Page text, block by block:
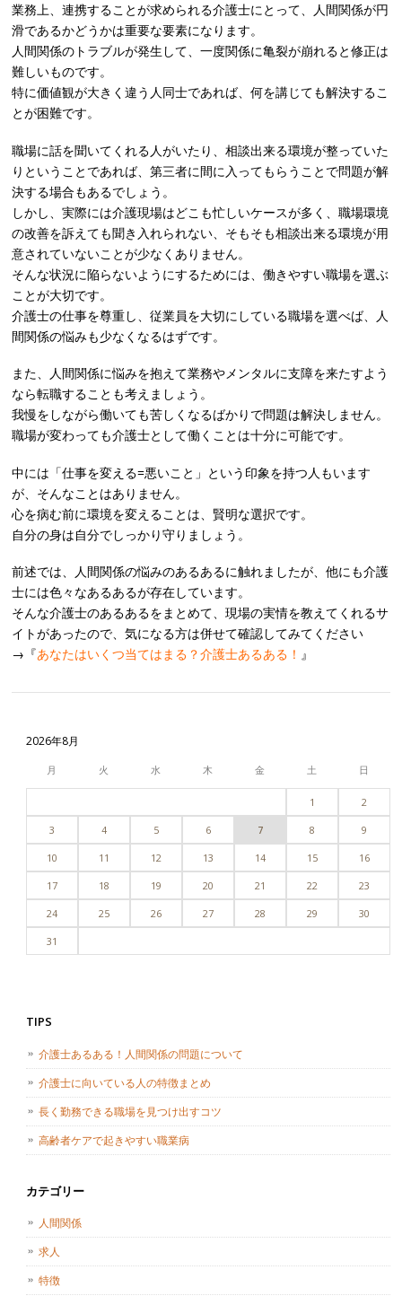
業務上、連携することが求められる介護士にとって、人間関係が円
滑であるかどうかは重要な要素になります。
人間関係のトラブルが発生して、一度関係に亀裂が崩れると修正は
難しいものです。
特に価値観が大きく違う人同士であれば、何を講じても解決するこ
とが困難です。
職場に話を聞いてくれる人がいたり、相談出来る環境が整っていた
りということであれば、第三者に間に入ってもらうことで問題が解
決する場合もあるでしょう。
しかし、実際には介護現場はどこも忙しいケースが多く、職場環境
の改善を訴えても聞き入れられない、そもそも相談出来る環境が用
意されていないことが少なくありません。
そんな状況に陥らないようにするためには、働きやすい職場を選ぶ
ことが大切です。
介護士の仕事を尊重し、従業員を大切にしている職場を選べば、人
間関係の悩みも少なくなるはずです。
また、人間関係に悩みを抱えて業務やメンタルに支障を来たすよう
なら転職することも考えましょう。
我慢をしながら働いても苦しくなるばかりで問題は解決しません。
職場が変わっても介護士として働くことは十分に可能です。
中には「仕事を変える=悪いこと」という印象を持つ人もいます
が、そんなことはありません。
心を病む前に環境を変えることは、賢明な選択です。
自分の身は自分でしっかり守りましょう。
前述では、人間関係の悩みのあるあるに触れましたが、他にも介護
士には色々なあるあるが存在しています。
そんな介護士のあるあるをまとめて、現場の実情を教えてくれるサ
イトがあったので、気になる方は併せて確認してみてください
→『あなたはいくつ当てはまる？介護士あるある！ 』
2026年8月
月 火 水 木 金 土 日
1 2
3 4 5 6 7 8 9
10 11 12 13 14 15 16
17 18 19 20 21 22 23
24 25 26 27 28 29 30
31
TIPS
介護士あるある！人間関係の問題について
介護士に向いている人の特徴まとめ
長く勤務できる職場を見つけ出すコツ
高齢者ケアで起きやすい職業病
カテゴリー
人間関係
求人
特徴